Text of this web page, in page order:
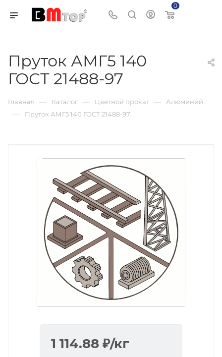
0
Пруток АМГ5 140
ГОСТ 21488-97
Главная — Каталог — Цветной прокат — Алюминий
— Пруток АМГ5 140 ГОСТ 21488-97
1 114.88 ₽/кг